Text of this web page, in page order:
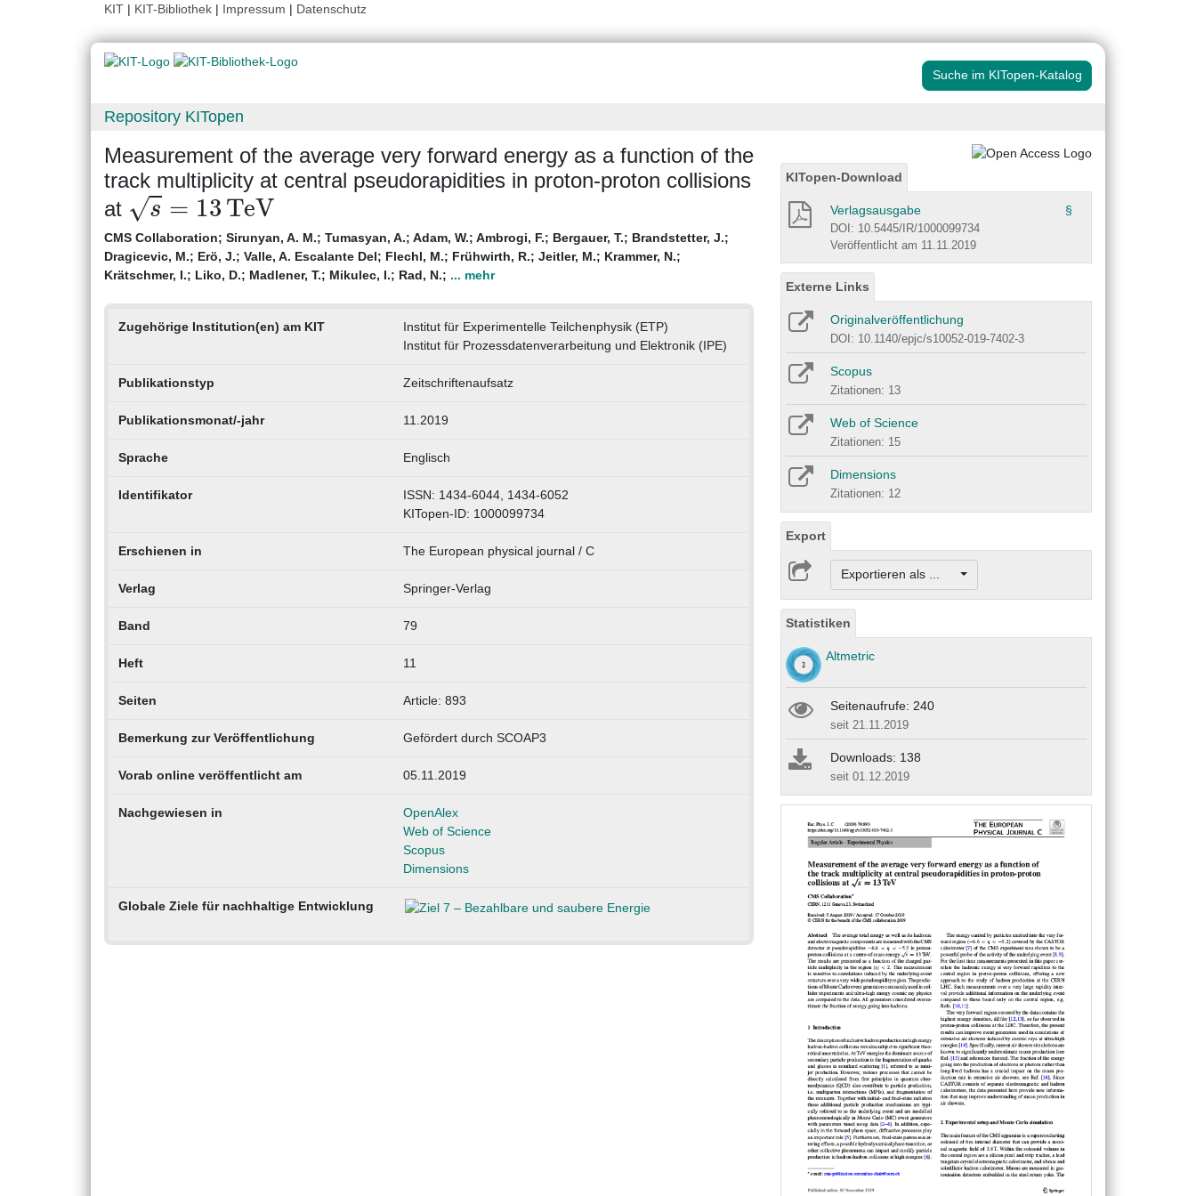
KIT | KIT-Bibliothek | Impressum | Datenschutz
Suche im KITopen-Katalog
Repository KITopen
Measurement of the average very forward energy as a function of the
track multiplicity at central pseudorapidities in proton-proton collisions
at
s=13TeV
CMS Collaboration; Sirunyan, A. M.; Tumasyan, A.; Adam, W.; Ambrogi, F.; Bergauer, T.; Brandstetter, J.;
Dragicevic, M.; Erö, J.; Valle, A. Escalante Del; Flechl, M.; Frühwirth, R.; Jeitler, M.; Krammer, N.;
Krätschmer, I.; Liko, D.; Madlener, T.; Mikulec, I.; Rad, N.; ... mehr
Zugehörige Institution(en) am KIT
Institut für Experimentelle Teilchenphysik (ETP)
Institut für Prozessdatenverarbeitung und Elektronik (IPE)
Publikationstyp Zeitschriftenaufsatz
Publikationsmonat/-jahr 11.2019
Sprache Englisch
Identifikator
ISSN: 1434-6044, 1434-6052
KITopen-ID: 1000099734
Erschienen in The European physical journal / C
Verlag Springer-Verlag
Band 79
Heft 11
Seiten Article: 893
Bemerkung zur Veröffentlichung Gefördert durch SCOAP3
Vorab online veröffentlicht am 05.11.2019
Nachgewiesen in
OpenAlex
Web of Science
Scopus
Dimensions
Globale Ziele für nachhaltige Entwicklung
KITopen-Download
Verlagsausgabe §
DOI: 10.5445/IR/1000099734
Veröffentlicht am 11.11.2019
Externe Links
Originalveröffentlichung
DOI: 10.1140/epjc/s10052-019-7402-3
Scopus
Zitationen: 13
Web of Science
Zitationen: 15
Dimensions
Zitationen: 12
Export
Exportieren als ...
Statistiken
Altmetric
Seitenaufrufe: 240
seit 21.11.2019
Downloads: 138
seit 01.12.2019